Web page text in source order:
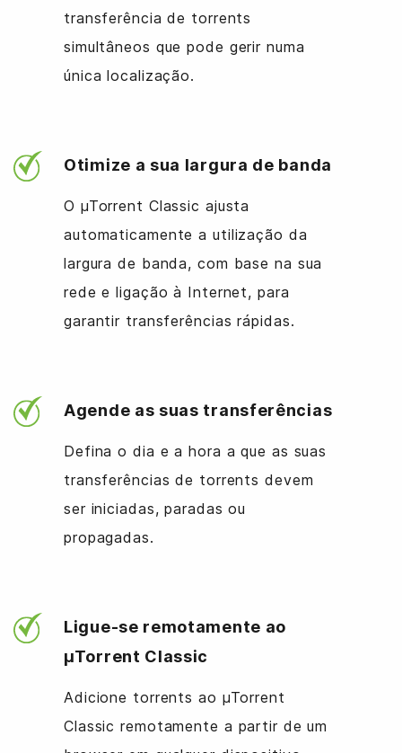
transferência de torrents
simultâneos que pode gerir numa
única localização.
Otimize a sua largura de banda
O µTorrent Classic ajusta
automaticamente a utilização da
largura de banda, com base na sua
rede e ligação à Internet, para
garantir transferências rápidas.
Agende as suas transferências
Defina o dia e a hora a que as suas
transferências de torrents devem
ser iniciadas, paradas ou
propagadas.
Ligue-se remotamente ao
µTorrent Classic
Adicione torrents ao µTorrent
Classic remotamente a partir de um